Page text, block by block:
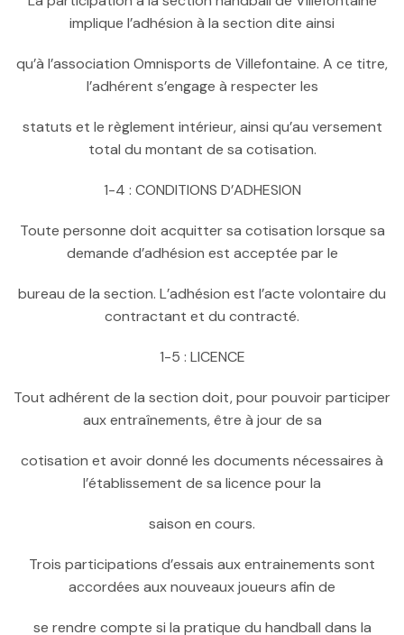
implique l’adhésion à la section dite ainsi
qu’à l’association Omnisports de Villefontaine. A ce titre,
l’adhérent s’engage à respecter les
statuts et le règlement intérieur, ainsi qu’au versement
total du montant de sa cotisation.
1-4 : CONDITIONS D’ADHESION
Toute personne doit acquitter sa cotisation lorsque sa
demande d’adhésion est acceptée par le
bureau de la section. L’adhésion est l’acte volontaire du
contractant et du contracté.
1-5 : LICENCE
Tout adhérent de la section doit, pour pouvoir participer
aux entraînements, être à jour de sa
cotisation et avoir donné les documents nécessaires à
l’établissement de sa licence pour la
saison en cours.
Trois participations d’essais aux entrainements sont
accordées aux nouveaux joueurs afin de
se rendre compte si la pratique du handball dans la